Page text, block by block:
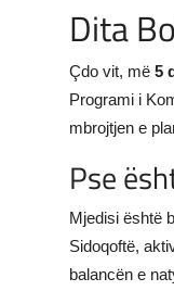
Dita
Çdo vit, më 5
Programi i
mbrojtjen e
Pse
Mjedisi është
Sidoqoftë,
balancën e